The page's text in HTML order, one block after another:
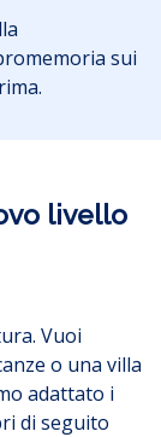
sui
livello
Vuoi
o una villa
adattato i
di seguito